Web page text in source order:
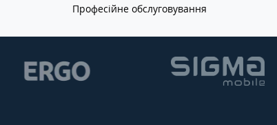
Професійне обслуговування